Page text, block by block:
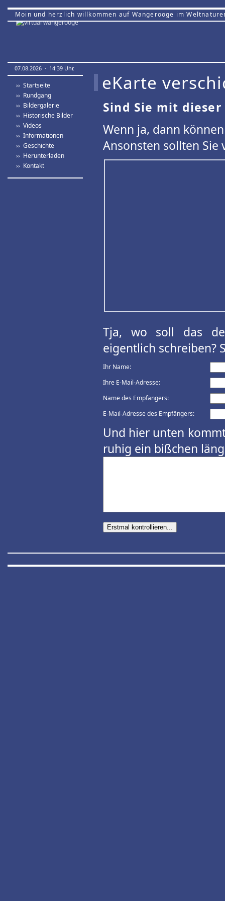
Moin und herzlich willkommen auf Wangerooge im
07.08.2026 · 14:39 Uhr.
›› Startseite
›› Rundgang
›› Bildergalerie
›› Historische Bilder
›› Videos
›› Informationen
›› Geschichte
›› Herunterladen
›› Kontakt
eKarte
Sind Sie mit
Wenn ja, dann
Ansonsten sollten
Tja, wo soll das
eigentlich schreiben?
Ihr Name:
Ihre E-Mail-Adresse:
Name des Empfängers:
E-Mail-Adresse des Empfängers:
Und hier unten
ruhig ein bißchen